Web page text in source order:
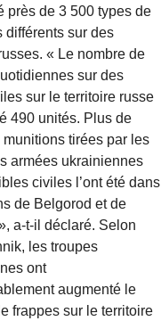
près de 3 500 types de
différents sur des
« Le nombre de
sur des
sur le territoire russe
490 unités. Plus de
munitions tirées par les
armées ukrainiennes
civiles l’ont été dans
de Belgorod et de
a-t-il déclaré. Selon
les troupes
ont
augmenté le
frappes sur le territoire